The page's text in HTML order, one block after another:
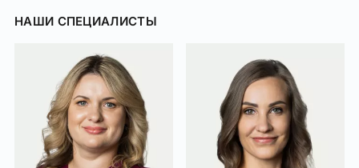
НАШИ СПЕЦИАЛИСТЫ